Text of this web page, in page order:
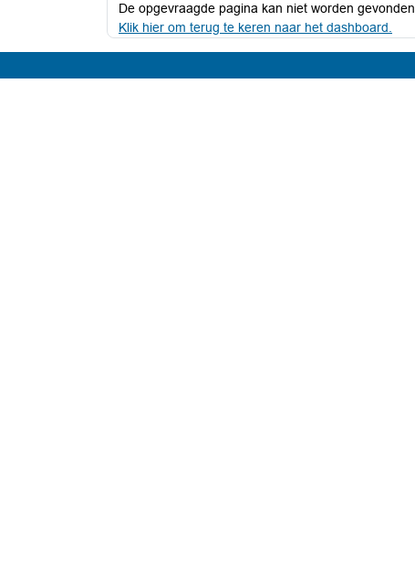
De opgevraagde pagina kan niet worden gevonden.
Klik hier om terug te keren naar het dashboard.